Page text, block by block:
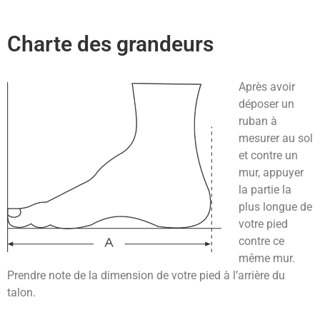
Charte des grandeurs
Après avoir
déposer un
ruban à
mesurer au sol
et contre un
mur, appuyer
la partie la
plus longue de
votre pied
contre ce
même mur.
Prendre note de la dimension de votre pied à l’arrière du
talon.